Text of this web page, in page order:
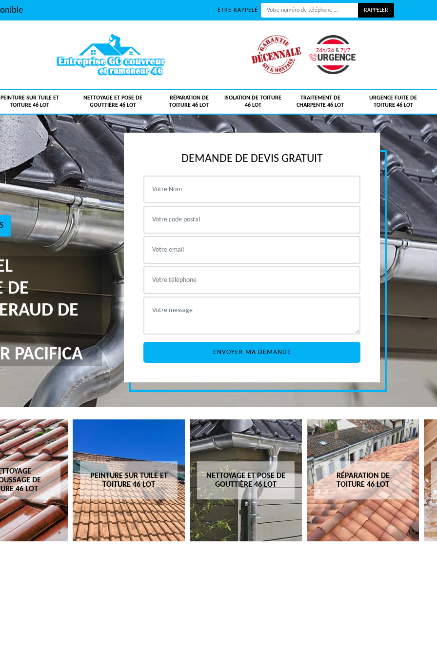
ÊTRE RAPPELÉ
PEINTURE SUR TUILE ET
TOITURE 46 LOT
NETTOYAGE ET POSE DE
GOUTTIÈRE 46 LOT
RÉPARATION DE
TOITURE 46 LOT
ISOLATION DE TOITURE
46 LOT
TRAITEMENT DE
CHARPENTE 46 LOT
URGENCE FUITE DE
TOITURE 46 LOT
DE
DE
PACIFICA
DEMANDE DE DEVIS GRATUIT
DE
46 LOT
PEINTURE SUR TUILE ET
TOITURE 46 LOT
NETTOYAGE ET POSE DE
GOUTTIÈRE 46 LOT
RÉPARATION DE
TOITURE 46 LOT